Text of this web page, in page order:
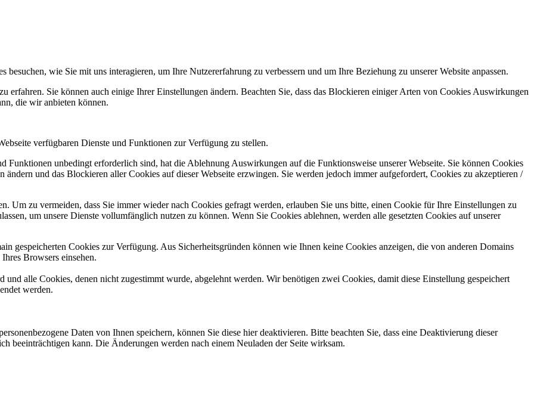
wie Sie mit uns interagieren, um Ihre Nutzererfahrung zu verbessern und um Ihre Beziehung zu unserer Website anpassen.
erfahren. Sie können auch einige Ihrer Einstellungen ändern. Beachten Sie, dass das Blockieren einiger Arten von Cookies Auswirkungen
die wir anbieten können.
verfügbaren Dienste und Funktionen zur Verfügung zu stellen.
Funktionen unbedingt erforderlich sind, hat die Ablehnung Auswirkungen auf die Funktionsweise unserer Webseite. Sie können Cookies
und das Blockieren aller Cookies auf dieser Webseite erzwingen. Sie werden jedoch immer aufgefordert, Cookies zu akzeptieren /
Um zu vermeiden, dass Sie immer wieder nach Cookies gefragt werden, erlauben Sie uns bitte, einen Cookie für Ihre Einstellungen zu
um unsere Dienste vollumfänglich nutzen zu können. Wenn Sie Cookies ablehnen, werden alle gesetzten Cookies auf unserer
gespeicherten Cookies zur Verfügung. Aus Sicherheitsgründen können wie Ihnen keine Cookies anzeigen, die von anderen Domains
Browsers einsehen.
alle Cookies, denen nicht zugestimmt wurde, abgelehnt werden. Wir benötigen zwei Cookies, damit diese Einstellung gespeichert
werden.
Daten von Ihnen speichern, können Sie diese hier deaktivieren. Bitte beachten Sie, dass eine Deaktivierung dieser
beeinträchtigen kann. Die Änderungen werden nach einem Neuladen der Seite wirksam.